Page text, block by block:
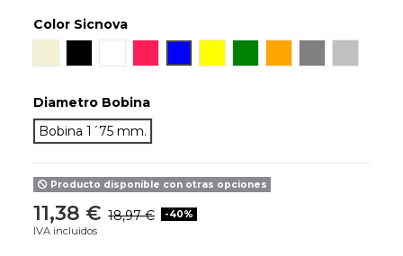
Color Sicnova
Diametro Bobina
Bobina 1´75 mm.
Producto disponible con otras opciones
11,38 € 18,97 € -40%
IVA incluidos